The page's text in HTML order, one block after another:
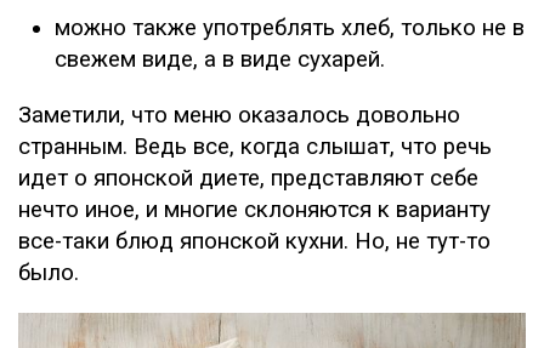
можно также употреблять хлеб, только не в
свежем виде, а в виде сухарей.
Заметили, что меню оказалось довольно
странным. Ведь все, когда слышат, что речь
идет о японской диете, представляют себе
нечто иное, и многие склоняются к варианту
все-таки блюд японской кухни. Но, не тут-то
было.